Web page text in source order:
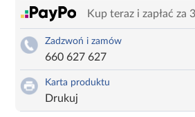
Kup teraz i zapłać za
Zadzwoń i zamów
660 627 627
Karta produktu
Drukuj